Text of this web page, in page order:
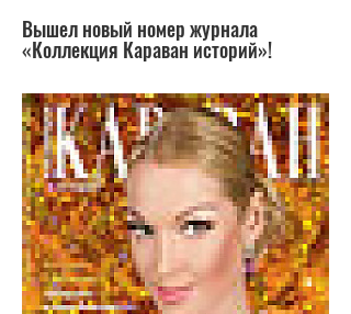
Вышел новый номер журнала
«Коллекция Караван историй»!